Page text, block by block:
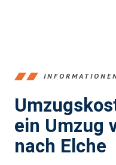
ein Umzug
nach Elche